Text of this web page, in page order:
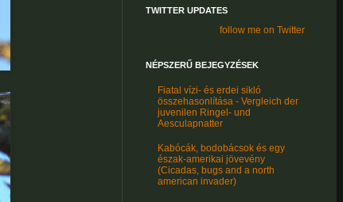
TWITTER UPDATES
follow me on Twitter
NÉPSZERŰ BEJEGYZÉSEK
Fiatal vízi- és erdei sikló
összehasonlítása - Vergleich der
juvenilen Ringel- und
Aesculapnatter
Kabócák, bodobácsok és egy
észak-amerikai jövevény
(Cicadas, bugs and a north
american invader)